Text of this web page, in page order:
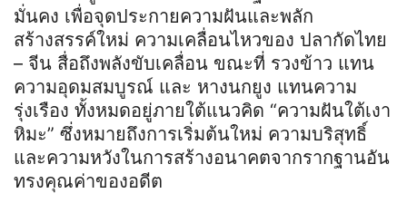
มั่นคง เพื่อจุดประกายความฝันและพลัก
สร้างสรรค์ใหม่ ความเคลื่อนไหวของ ปลากัดไทย
– จีน สื่อถึงพลังขับเคลื่อน ขณะที่ รวงข้าว แทน
ความอุดมสมบูรณ์ และ หางนกยูง แทนความ
รุ่งเรือง ทั้งหมดอยู่ภายใต้แนวคิด “ความฝันใต้เงา
หิมะ” ซึ่งหมายถึงการเริ่มต้นใหม่ ความบริสุทธิ์
และความหวังในการสร้างอนาคตจากรากฐานอัน
ทรงคุณค่าของอดีต